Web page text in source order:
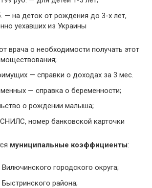
— на деток от рождения до 3-х лет,
уехавших из Украины
врача о необходимости получать этот
— справки о доходах за 3 мес.
— справка о беременности;
о рождении малыша;
СНИЛС, номер банковской карточки
муниципальные коэффициенты:
городского округа;
района;